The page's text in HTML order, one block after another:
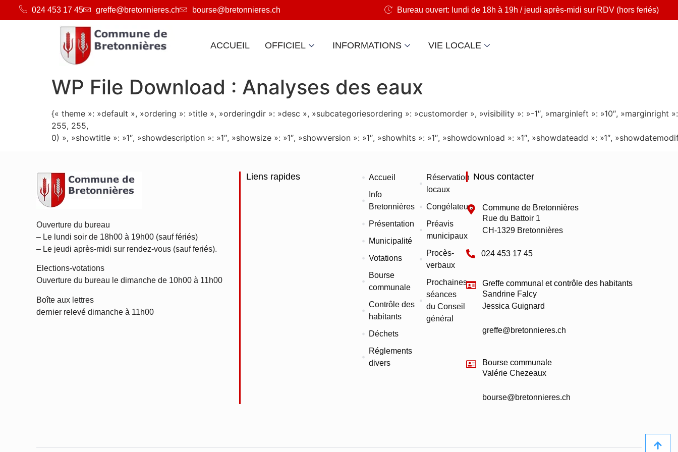
024 453 17 45 greffe@bretonnieres.ch bourse@bretonnieres.ch Bureau ouvert: lundi de 18h à 19h / jeudi après-midi sur RDV (hors feriés)
ACCUEIL OFFICIEL INFORMATIONS VIE LOCALE
WP File Download : Analyses des eaux
{« theme »: »default », »ordering »: »title », »orderingdir »: »desc », »subcategoriesordering »: »customorder », »visibility »: »-1″, »marginleft »: »10″, »marginright
255, 255,
0) », »showtitle »: »1″, »showdescription »: »1″, »showsize »: »1″, »showversion »: »1″, »showhits »: »1″, »showdownload »: »1″, »showdateadd »: »1″,
Ouverture du bureau
– Le lundi soir de 18h00 à 19h00 (sauf fériés)
– Le jeudi après-midi sur rendez-vous (sauf feriés).
Elections-votations
Ouverture du bureau le dimanche de 10h00 à 11h00
Boîte aux lettres
dernier relevé dimanche à 11h00
Liens rapides
Accueil
Info
Bretonnières
Présentation
Municipalité
Votations
Bourse
communale
Contrôle des
habitants
Déchets
Réglements
divers
Réservation
locaux
Congélateurs
Préavis
municipaux
Procès-
verbaux
Prochaines
séances
du Conseil
général
Nous contacter
Commune de Bretonnières
Rue du Battoir 1
CH-1329 Bretonnières
024 453 17 45
Greffe communal et contrôle des habitants
Sandrine Falcy
Jessica Guignard
greffe@bretonnieres.ch
Bourse communale
Valérie Chezeaux
bourse@bretonnieres.ch